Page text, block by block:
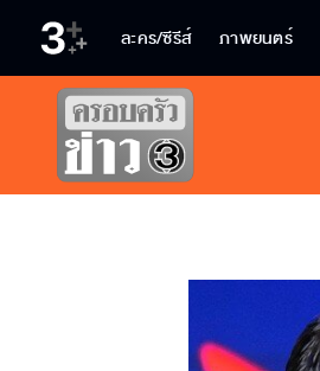
ละคร/ซีรีส์ ภาพยนตร์